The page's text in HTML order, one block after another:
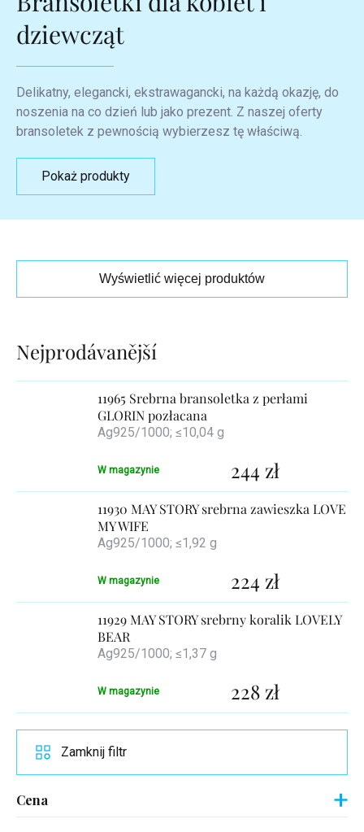
dziewcząt
Delikatny, elegancki, ekstrawagancki, na każdą okazję, do
noszenia na co dzień lub jako prezent. Z naszej oferty
bransoletek z pewnością wybierzesz tę właściwą.
Pokaż produkty
Wyświetlić więcej produktów
11965 Srebrna bransoletka z perłami
GLORIN pozłacana
Ag925/1000; ≤10,04 g
W magazynie 244 zł
11930 MAY STORY srebrna zawieszka LOVE
MY WIFE
Ag925/1000; ≤1,92 g
W magazynie 224 zł
11929 MAY STORY srebrny koralik LOVELY
BEAR
Ag925/1000; ≤1,37 g
W magazynie 228 zł
Zamknij filtr
Cena
Lista
produktów